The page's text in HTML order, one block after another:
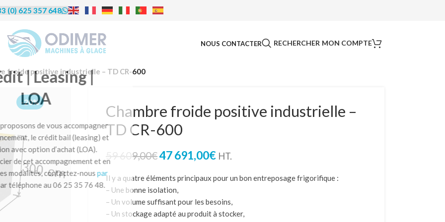
| Leasing |
LOA
proposons de vous accompagner
le crédit bail (leasing) et
avec option d’achat (LOA).
de cet accompagnement et en
les modalités, contactez-nouspar
par téléphone au 06 25 35 76 48.
(0) 625 357 648
NOUS CONTACTER RECHERCHER MON COMPTE
froide positive industrielle – TD CR-600
-20%
Chambre froide positive industrielle –
TD CR-600
59 609,00€47 691,00€ HT.
Il y a quatre éléments principaux pour un bon entreposage frigorifique :
– Une bonne isolation,
– Un volume suffisant pour les besoins,
– Un stockage adapté au produit à stocker,